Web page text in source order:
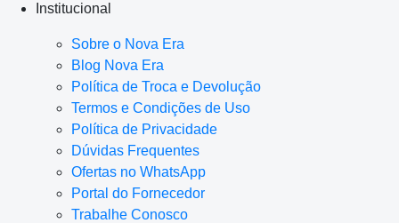
Institucional
Sobre o Nova Era
Blog Nova Era
Política de Troca e Devolução
Termos e Condições de Uso
Política de Privacidade
Dúvidas Frequentes
Ofertas no WhatsApp
Portal do Fornecedor
Trabalhe Conosco